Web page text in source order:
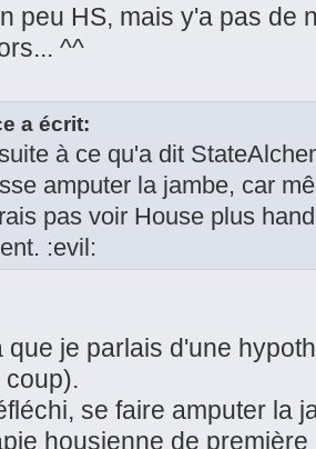
peu HS, mais y'a pas de
^^
a écrit:
à ce qu'a dit
amputer la jambe, car
pas voir House plus
:evil:
que je parlais d'une
coup).
se faire amputer la
housienne de